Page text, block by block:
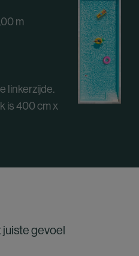
m
linkerzijde.
is 400 cm x
juiste gevoel